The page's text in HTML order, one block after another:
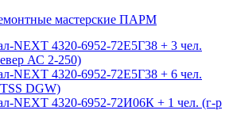
мастерские ПАРМ
NEXT 4320-6952-72Е5Г38 + 3 чел.
АС 2-250)
NEXT 4320-6952-72Е5Г38 + 6 чел.
DGW)
NEXT 4320-6952-72И06К + 1 чел. (г-р